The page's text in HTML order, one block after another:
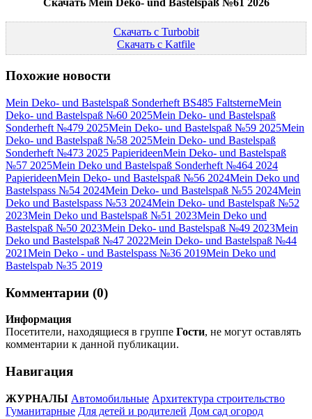
Скачать Mein Deko- und Bastelspaß №61 2026
Скачать с Turbobit
Скачать с Katfile
Похожие новости
Mein Deko- und Bastelspaß Sonderheft BS485 FaltsterneMein
Deko- und Bastelspaß №60 2025Mein Deko- und Bastelspaß
Sonderheft №479 2025Mein Deko- und Bastelspaß №59 2025Mein
Deko- und Bastelspaß №58 2025Mein Deko- und Bastelspaß
Sonderheft №473 2025 PapierideenMein Deko- und Bastelspaß
№57 2025Mein Deko und Bastelspaß Sonderheft №464 2024
PapierideenMein Deko- und Bastelspaß №56 2024Mein Deko und
Bastelspass №54 2024Mein Deko- und Bastelspaß №55 2024Mein
Deko und Bastelspass №53 2024Mein Deko- und Bastelspaß №52
2023Mein Deko und Bastelspaß №51 2023Mein Deko und
Bastelspaß №50 2023Mein Deko- und Bastelspaß №49 2023Mein
Deko und Bastelspaß №47 2022Mein Deko- und Bastelspaß №44
2021Mein Deko - und Bastelspass №36 2019Mein Deko und
Bastelspab №35 2019
Комментарии (0)
Информация
Посетители, находящиеся в группе Гости, не могут оставлять
комментарии к данной публикации.
Навигация
ЖУРНАЛЫ Автомобильные Архитектура строительство
Гуманитарные Для детей и родителей Дом сад огород